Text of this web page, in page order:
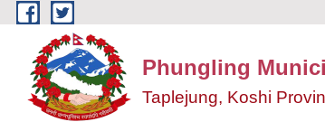
Skip to main content
Phungling
Taplejung, Koshi